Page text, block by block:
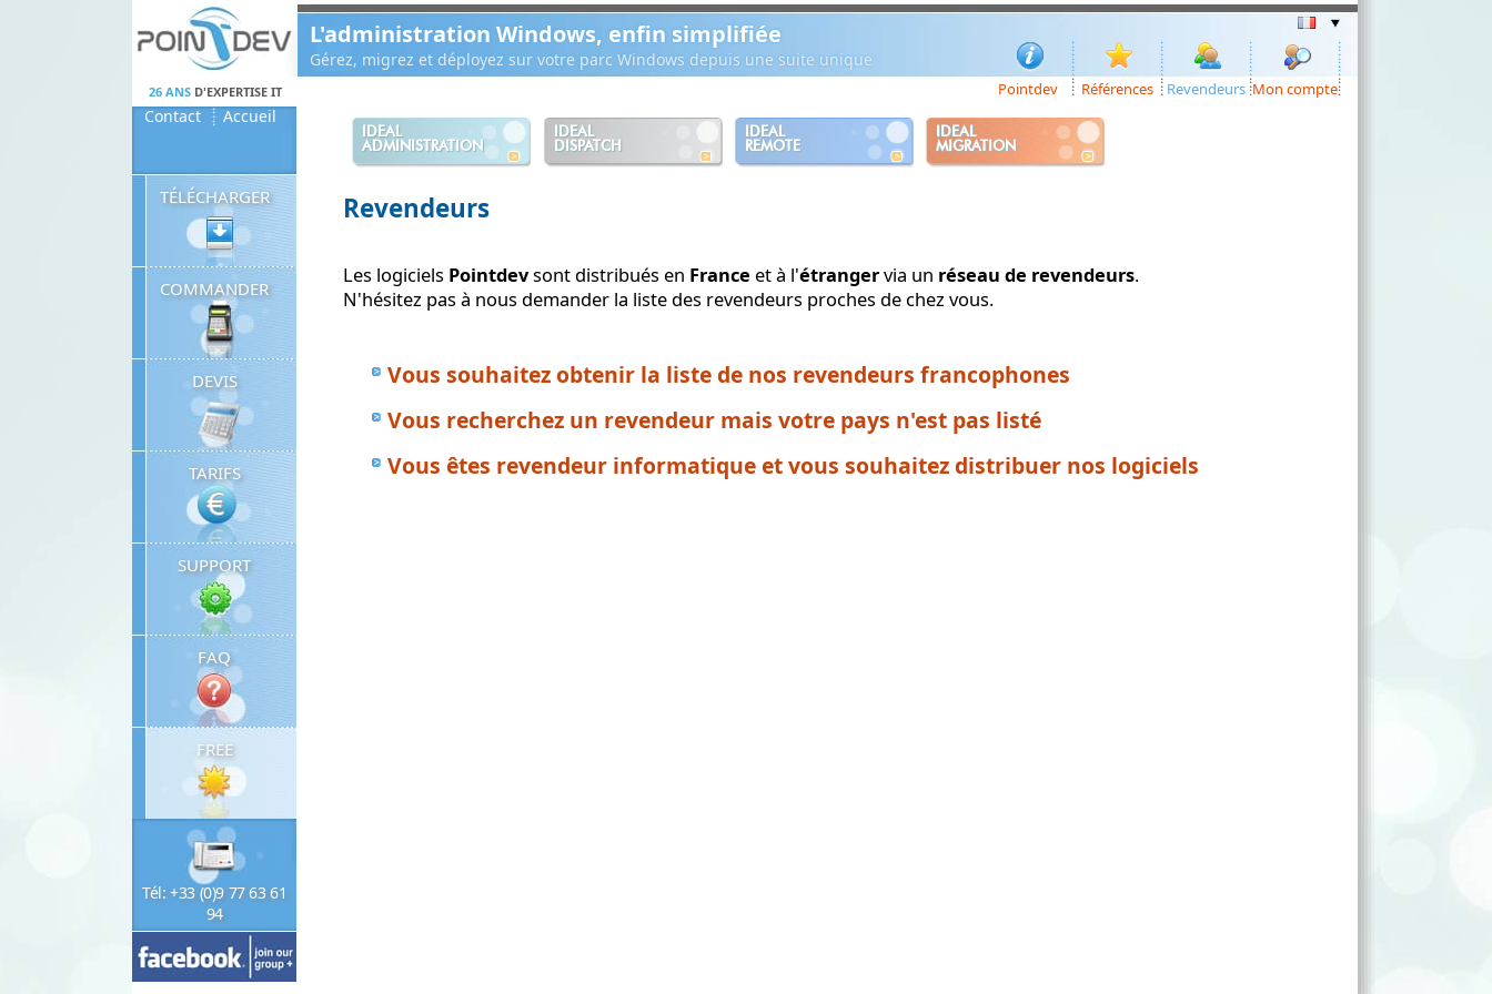
L'administration Windows, enfin simplifiée
Gérez, migrez et déployez sur votre parc Windows depuis une suite unique
26 ANS D'EXPERTISE IT Pointdev Références Revendeurs Mon compte
Contact Accueil
IDEAL
ADMINISTRATION
IDEAL
DISPATCH
IDEAL
REMOTE
IDEAL
MIGRATION
TÉLÉCHARGER
COMMANDER
DEVIS
TARIFS
SUPPORT
FAQ
FREE
Tél: +33 (0)9 77 63 61
94
Revendeurs
Les logiciels Pointdevsont distribués en France et à l'étrangervia un réseau de revendeurs.
N'hésitez pas à nous demander la liste des revendeurs proches de chez vous.
Vous souhaitez obtenir la liste de nos revendeurs francophones
Vous recherchez un revendeur mais votre pays n'est pas listé
Vous êtes revendeur informatique et vous souhaitez distribuer nos logiciels
Panneau de gestion des cookies